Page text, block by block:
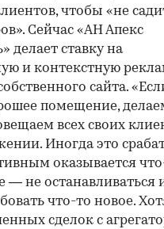
чтобы «не
Сейчас «АН Апекс
делает ставку на
и контекстную
сайта.
помещение,
всех своих
Иногда это
оказывается
— не останавливаться
что-то новое.
сделок с